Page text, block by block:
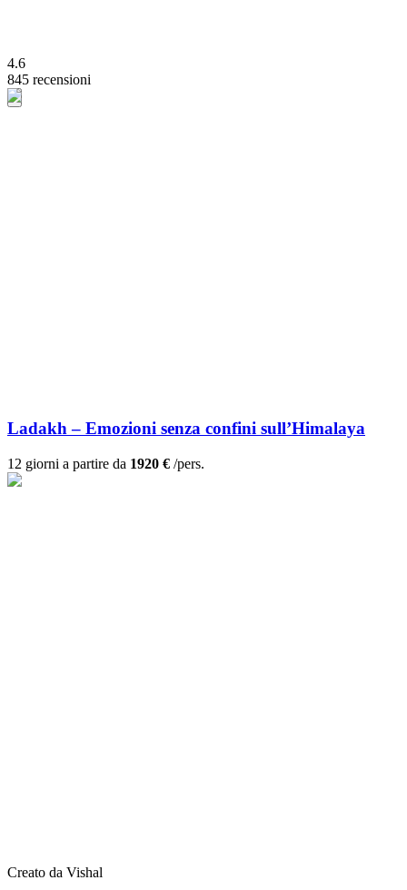
4.6
845 recensioni
Ladakh – Emozioni senza confini sull’Himalaya
12 giorni a partire da 1920 € /pers.
Creato da Vishal